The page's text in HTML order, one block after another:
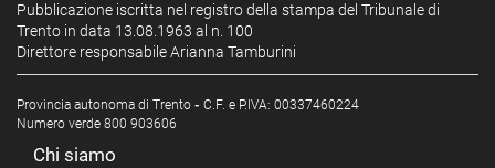
Pubblicazione iscritta nel registro della stampa del Tribunale di
Trento in data 13.08.1963 al n. 100
Direttore responsabile Arianna Tamburini
Provincia autonoma di Trento - C.F. e P.IVA: 00337460224
Numero verde 800 903606
Chi siamo